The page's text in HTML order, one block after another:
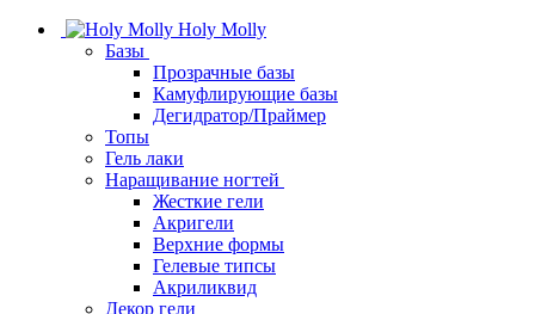
Holy Molly
Базы
Прозрачные базы
Камуфлирующие базы
Дегидратор/Праймер
Топы
Гель лаки
Наращивание ногтей
Жесткие гели
Акригели
Верхние формы
Гелевые типсы
Акриликвид
Декор гели